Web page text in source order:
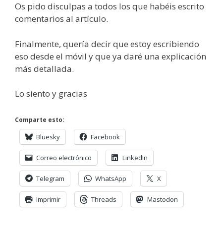
Os pido disculpas a todos los que habéis escrito
comentarios al artículo.
Finalmente, quería decir que estoy escribiendo
eso desde el móvil y que ya daré una explicación
más detallada.
Lo siento y gracias
Comparte esto:
Bluesky Facebook
Correo electrónico LinkedIn
Telegram WhatsApp X
Imprimir Threads Mastodon